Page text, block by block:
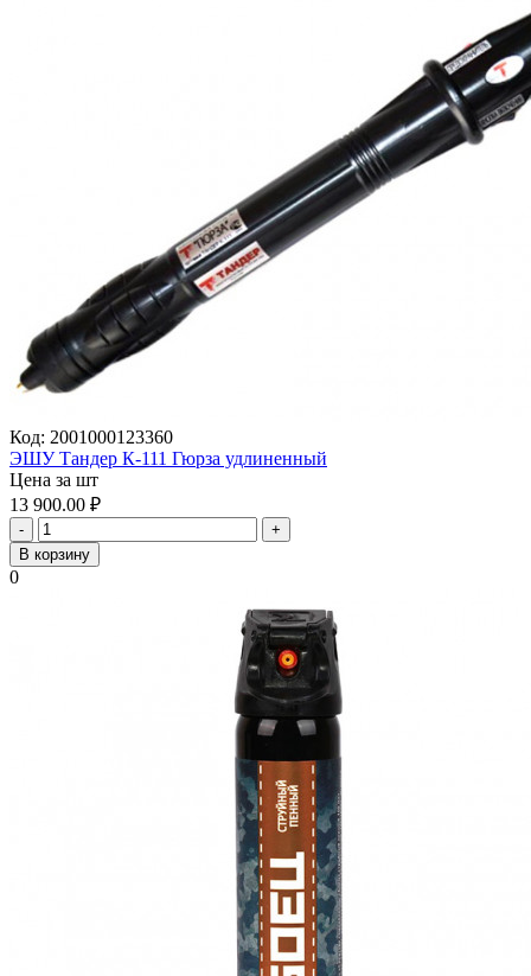
Код: 2001000123360
ЭШУ Тандер К-111 Гюрза удлиненный
Цена за шт
13 900.00 ₽
-
+
В корзину
0